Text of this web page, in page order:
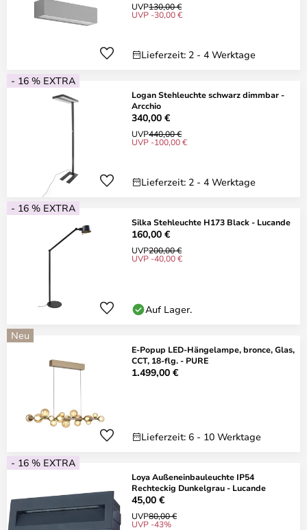
UVP130,00 €
UVP -30,00 €
Lieferzeit: 2 - 4 Werktage
- 16 % EXTRA
Logan Stehleuchte schwarz dimmbar -
Arcchio
340,00 €
UVP440,00 €
UVP -100,00 €
Lieferzeit: 2 - 4 Werktage
- 16 % EXTRA
Silka Stehleuchte H173 Black - Lucande
160,00 €
UVP200,00 €
UVP -40,00 €
Auf Lager.
Neu
E-Popup LED-Hängelampe, bronce, Glas,
CCT, 18-flg. - PURE
1.499,00 €
Lieferzeit: 6 - 10 Werktage
- 16 % EXTRA
Loya Außeneinbauleuchte IP54
Rechteckig Dunkelgrau - Lucande
45,00 €
UVP80,00 €
UVP -43%